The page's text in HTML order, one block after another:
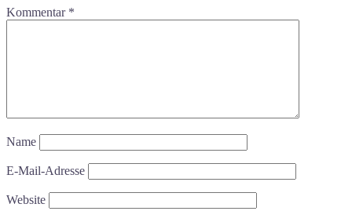
Kommentar *
Name
E-Mail-Adresse
Website